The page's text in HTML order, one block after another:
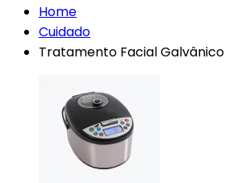
Home
Cuidado
Tratamento Facial Galvânico